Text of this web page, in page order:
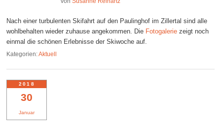
Nach einer turbulenten Skifahrt auf den Paulinghof im Zillertal sind alle
wohlbehalten wieder zuhause angekommen. Die Fotogalerie zeigt noch
einmal die schönen Erlebnisse der Skiwoche auf.
Kategorien:Aktuell
30
Januar
2018